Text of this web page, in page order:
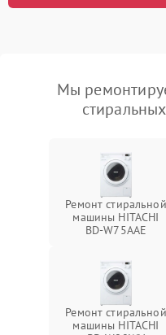
Мы
Ремонт стиральной
машины HITACHI
BD-W75AAE
Ремонт стиральной
машины HITACHI